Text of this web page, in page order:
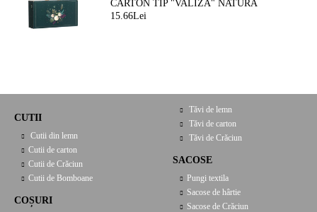
CARTON TIP "VALIZA" NATURA
FERMEATA VERDE/AURIE, 33,0 X 18,5
15.66Lei
CUTII
Cutii din lemn
Cutii de carton
Cutii de Crăciun
Cutii de Bomboane
COȘURI
Tăvi de lemn
Tăvi de carton
Tăvi de Crăciun
SACOSE
Pungi textila
Sacose de hârtie
Sacose de Crăciun